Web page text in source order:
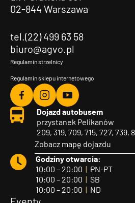
02-844 Warszawa
tel.(22) 499 63 58
biuro@agvo.pl
Regulamin strzelnicy
Regulamin sklepu internetowego
Agvo
Facebook
Agvo
Instagram
Agvo
YouTube
Dojazd autobusem
przystanek Pelikanów
209, 319, 709, 715, 727, 739,
Zobacz mapę dojazdu
Godziny otwarcia:
10:00 – 20:00 | PN-PT
10:00 – 20:00 | SB
10:00 – 20:00 | ND